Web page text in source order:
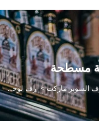
مسطحة
السوبر ماركت>رف لوحة خلفية مسطحة